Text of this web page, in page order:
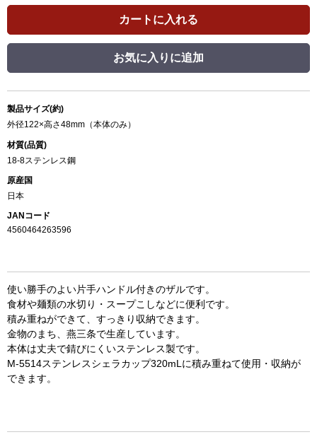
カートに入れる
お気に入りに追加
製品サイズ(約)
外径122×高さ48mm（本体のみ）
材質(品質)
18-8ステンレス鋼
原産国
日本
JANコード
4560464263596
使い勝手のよい片手ハンドル付きのザルです。
食材や麺類の水切り・スープこしなどに便利です。
積み重ねができて、すっきり収納できます。
金物のまち、燕三条で生産しています。
本体は丈夫で錆びにくいステンレス製です。
M-5514ステンレスシェラカップ320mLに積み重ねて使用・収納が
できます。